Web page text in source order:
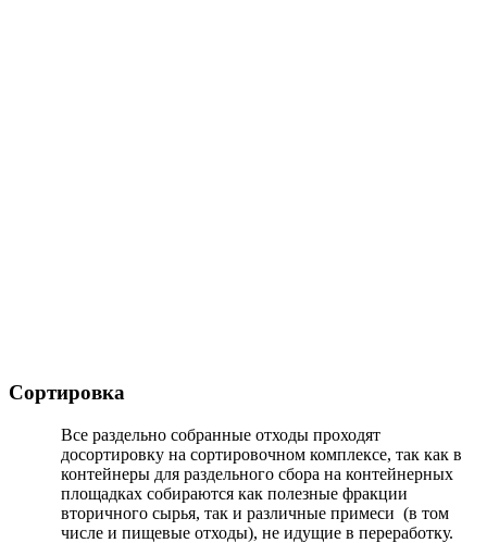
Сортировка
Все раздельно собранные отходы проходят
досортировку на сортировочном комплексе, так как в
контейнеры для раздельного сбора на контейнерных
площадках собираются как полезные фракции
вторичного сырья, так и различные примеси (в том
числе и пищевые отходы), не идущие в переработку.